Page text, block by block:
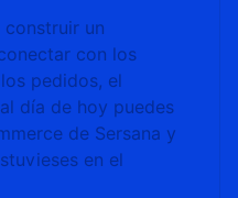
un
con los
pedidos, el
día de hoy puedes
de Sersana y
en el